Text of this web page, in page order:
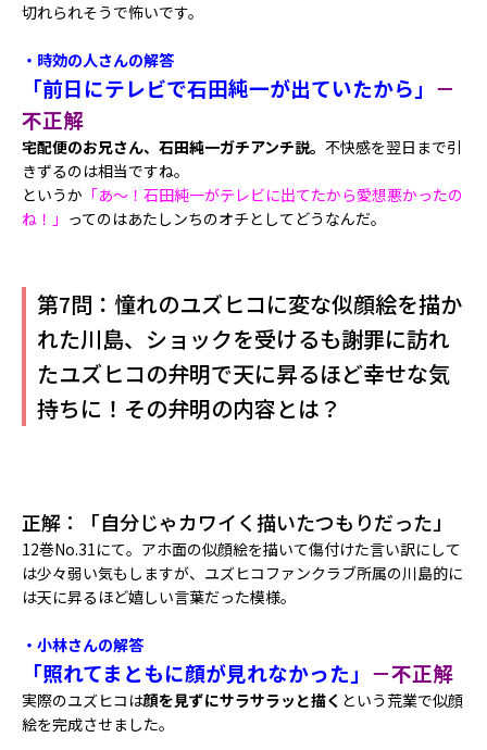
切れられそうで怖いです。
・時効の人さんの解答
「前日にテレビで石田純一が出ていたから」 －
不正解
宅配便のお兄さん、石田純一ガチアンチ説。 不快感を翌日まで引
きずるのは相当ですね。
というか 「あ～！石田純一がテレビに出てたから愛想悪かったの
ね！」 ってのはあたしンちのオチとしてどうなんだ。
第7問：憧れのユズヒコに変な似顔絵を描か
れた川島、ショックを受けるも謝罪に訪れ
たユズヒコの弁明で天に昇るほど幸せな気
持ちに！その弁明の内容とは？
正解：「自分じゃカワイく描いたつもりだった」
12巻No.31にて。アホ面の似顔絵を描いて傷付けた言い訳にして
は少々弱い気もしますが、ユズヒコファンクラブ所属の川島的に
は天に昇るほど嬉しい言葉だった模様。
・小林さんの解答
「照れてまともに顔が見れなかった」 －不正解
実際のユズヒコは顔を見ずにサラサラッと描く という荒業で似顔
絵を完成させました。